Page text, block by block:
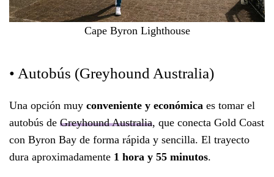
Cape Byron Lighthouse
• Autobús (Greyhound Australia)
Una opción muy conveniente y económica es tomar el
autobús de Greyhound Australia, que conecta Gold Coast
con Byron Bay de forma rápida y sencilla. El trayecto
dura aproximadamente 1 hora y 55 minutos.